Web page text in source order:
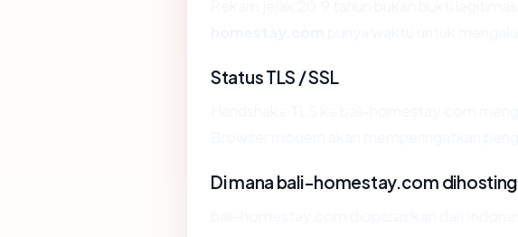
Status TLS / SSL
Di mana bali-homestay.com dihosting